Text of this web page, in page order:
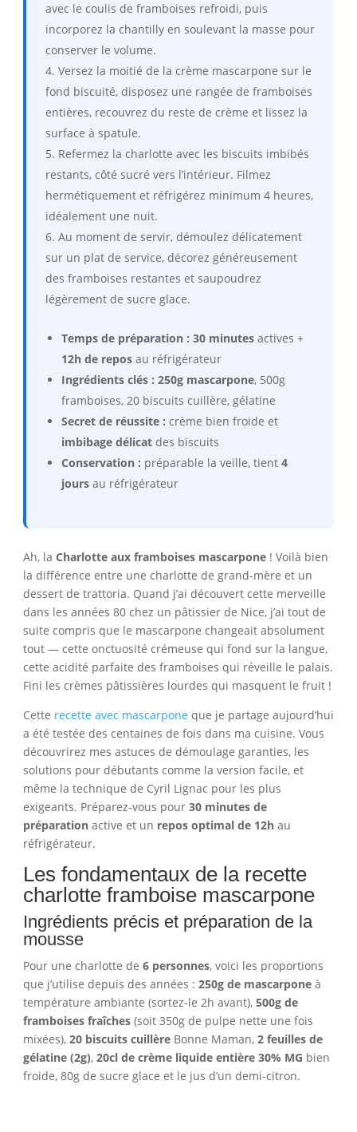
avec le coulis de framboises refroidi, puis
incorporez la chantilly en soulevant la masse pour
conserver le volume.
Versez la moitié de la crème mascarpone sur le
fond biscuité, disposez une rangée de framboises
entières, recouvrez du reste de crème et lissez la
surface à spatule.
Refermez la charlotte avec les biscuits imbibés
restants, côté sucré vers l’intérieur. Filmez
hermétiquement et réfrigérez minimum 4 heures,
idéalement une nuit.
Au moment de servir, démoulez délicatement
sur un plat de service, décorez généreusement
des framboises restantes et saupoudrez
légèrement de sucre glace.
Temps de préparation : 30 minutesactives +
12h de reposau réfrigérateur
Ingrédients clés : 250g mascarpone, 500g
framboises, 20 biscuits cuillère, gélatine
Secret de réussite : crème bien froide et
imbibage délicatdes biscuits
Conservation : préparable la veille, tient 4
joursau réfrigérateur
Ah, la Charlotte aux framboises mascarpone! Voilà bien
la différence entre une charlotte de grand-mère et un
dessert de trattoria. Quand j’ai découvert cette merveille
dans les années 80 chez un pâtissier de Nice, j’ai tout de
suite compris que le mascarpone changeait absolument
tout — cette onctuosité crémeuse qui fond sur la langue,
cette acidité parfaite des framboises qui réveille le palais.
Fini les crèmes pâtissières lourdes qui masquent le fruit !
Cette recette avec mascarpone que je partage aujourd’hui
a été testée des centaines de fois dans ma cuisine. Vous
découvrirez mes astuces de démoulage garanties, les
solutions pour débutants comme la version facile, et
même la technique de Cyril Lignac pour les plus
exigeants. Préparez-vous pour 30 minutes de
préparationactive et un repos optimal de 12hau
réfrigérateur.
Les fondamentaux de la recette
charlotte framboise mascarpone
Ingrédients précis et préparation de la
mousse
Pour une charlotte de 6 personnes, voici les proportions
que j’utilise depuis des années : 250g de mascarponeà
température ambiante (sortez-le 2h avant), 500g de
framboises fraîches(soit 350g de pulpe nette une fois
mixées), 20 biscuits cuillèreBonne Maman, 2 feuilles de
gélatine (2g), 20cl de crème liquide entière 30% MG bien
froide, 80g de sucre glace et le jus d’un demi-citron.